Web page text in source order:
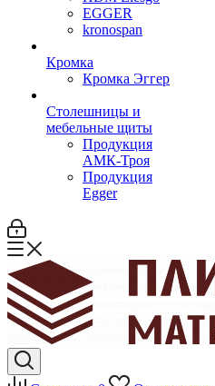
EGGER
kronospan
Кромка
Кромка Эггер
Столешницы и
мебельные щиты
Продукция
АМК-Троя
Продукция
Egger